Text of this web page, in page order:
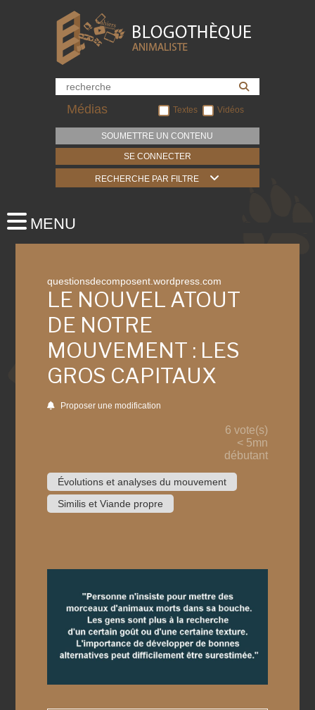
Médias Textes Vidéos
SOUMETTRE UN CONTENU
SE CONNECTER
RECHERCHE PAR FILTRE
questionsdecomposent.wordpress.com
LE NOUVEL ATOUT
DE NOTRE
MOUVEMENT : LES
GROS CAPITAUX
Proposer une modification
6 vote(s)
< 5mn
débutant
Évolutions et analyses du mouvement
Similis et Viande propre